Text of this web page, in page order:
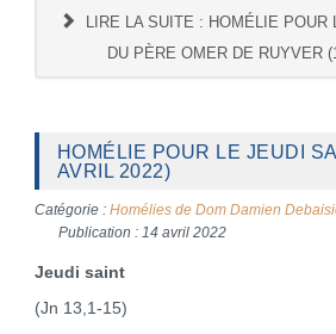
LIRE LA SUITE : HOMÉLIE POUR
DU PÈRE OMER DE RUYVER
HOMÉLIE POUR LE JEUDI
AVRIL 2022)
Catégorie : Homélies de Dom Damien
Publication : 14 avril 2022
Jeudi saint
(Jn 13,1-15)